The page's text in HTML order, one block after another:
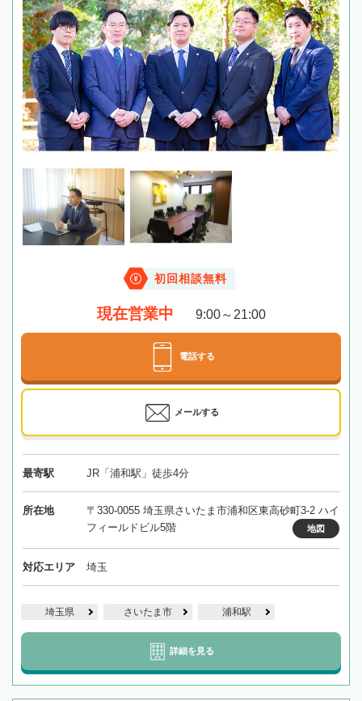
初回相談無料
現在営業中 9:00～21:00
電話する
メールする
最寄駅 JR「浦和駅」徒歩4分
所在地
〒330-0055 埼玉県さいたま市浦和区東高砂町3-2 ハイ
フィールドビル5階
地図
対応エリア 埼玉
埼玉県 さいたま市 浦和駅
詳細を見る